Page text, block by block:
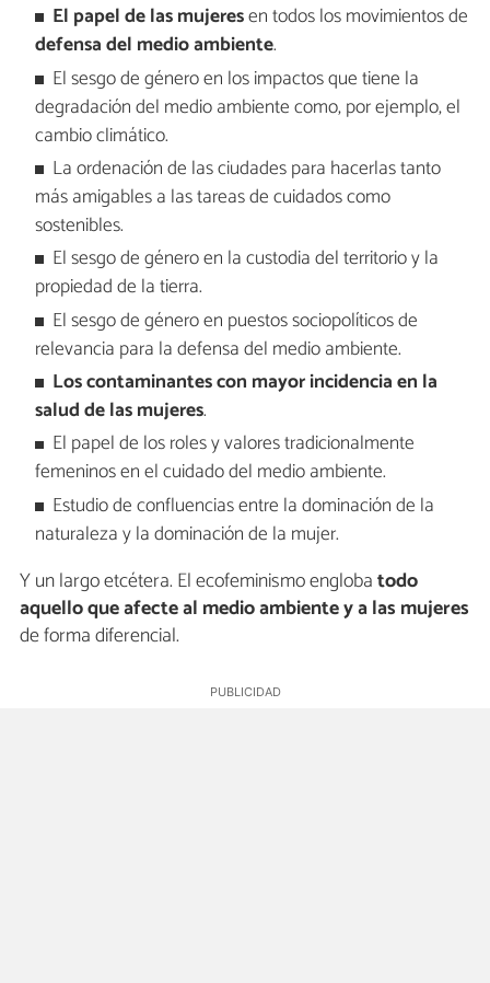
El papel de las mujeresen todos los movimientos de
defensa del medio ambiente.
El sesgo de género en los impactos que tiene la
degradación del medio ambiente como, por ejemplo, el
cambio climático.
La ordenación de las ciudades para hacerlas tanto
más amigables a las tareas de cuidados como
sostenibles.
El sesgo de género en la custodia del territorio y la
propiedad de la tierra.
El sesgo de género en puestos sociopolíticos de
relevancia para la defensa del medio ambiente.
Los contaminantes con mayor incidencia en la
salud de las mujeres.
El papel de los roles y valores tradicionalmente
femeninos en el cuidado del medio ambiente.
Estudio de confluencias entre la dominación de la
naturaleza y la dominación de la mujer.
Y un largo etcétera. El ecofeminismo englobatodo
aquello que afecte al medio ambiente y a las mujeres
de forma diferencial.